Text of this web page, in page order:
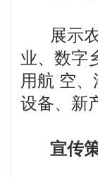
展示农
业、数字
用航 空
设备、新
宣传